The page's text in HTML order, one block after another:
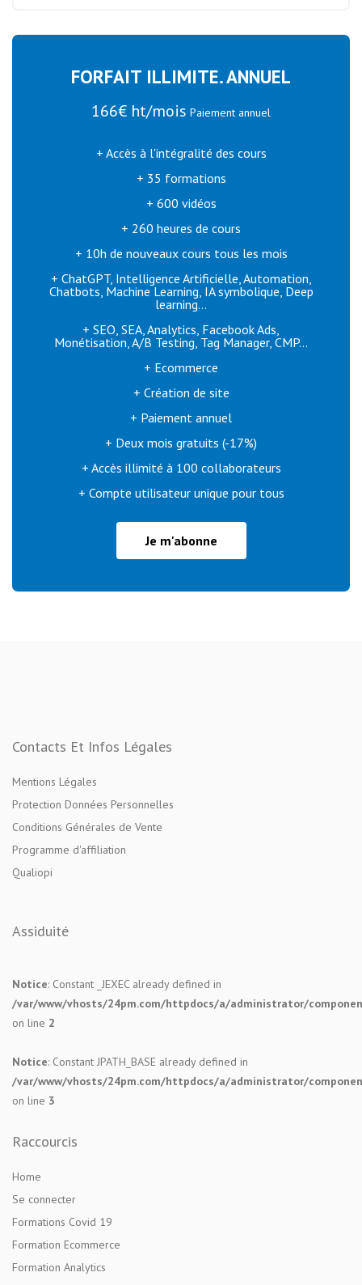
FORFAIT ILLIMITE. ANNUEL
166€ ht/mois Paiement annuel
+ Accès à l'intégralité des cours
+ 35 formations
+ 600 vidéos
+ 260 heures de cours
+ 10h de nouveaux cours tous les mois
+ ChatGPT, Intelligence Artificielle, Automation,
Chatbots, Machine Learning, IA symbolique, Deep
learning...
+ SEO, SEA, Analytics, Facebook Ads,
Monétisation, A/B Testing, Tag Manager, CMP...
+ Ecommerce
+ Création de site
+ Paiement annuel
+ Deux mois gratuits (-17%)
+ Accès illimité à 100 collaborateurs
+ Compte utilisateur unique pour tous
Je m'abonne
Contacts Et Infos Légales
Mentions Légales
Protection Données Personnelles
Conditions Générales de Vente
Programme d'affiliation
Qualiopi
Assiduité
Notice: Constant _JEXEC already defined in
/var/www/vhosts/24pm.com/httpdocs/a/administrator/
on line 2
Notice: Constant JPATH_BASE already defined in
/var/www/vhosts/24pm.com/httpdocs/a/administrator/
on line 3
Raccourcis
Home
Se connecter
Formations Covid 19
Formation Ecommerce
Formation Analytics